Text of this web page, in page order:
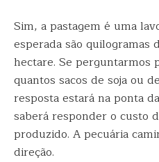
Sim, a pastagem é uma
esperada são quilogramas
hectare. Se perguntarmos
quantos sacos de soja ou
resposta estará na ponta
saberá responder o custo
produzido. A pecuária
direção.